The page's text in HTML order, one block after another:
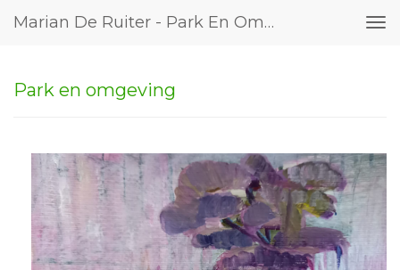
Marian De Ruiter - Park En Omgeving
Park en omgeving